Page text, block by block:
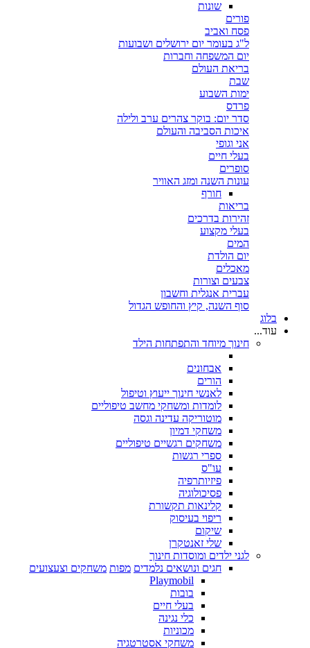
שונות
פורים
פסח ואביב
ל"ג בעומר יום ירושלים ושבועות
יום המשפחה וחברות
בריאת העולם
שבת
ימות השבוע
פרדס
סדר יום: בוקר צהרים ערב ולילה
איכות הסביבה והעולם
אני וגופי
בעלי חיים
סופרים
עונות השנה ומזג האוויר
חורף
בריאות
זהירות בדרכים
בעלי מקצוע
המים
יום הולדת
מאכלים
צבעים וצורות
עברית אנגלית וחשבון
סוף השנה, קיץ והחופש הגדול
בלוג
עוד...
חינוך מיוחד והתפתחות הילד
אבחונים
הורים
לאנשי חינוך ייעוץ וטיפול
לומדות ומשחקי מחשב טיפוליים
מוטוריקה עדינה וגסה
משחקי דמיון
משחקים רגשיים טיפוליים
ספרי רגשות
עו"ס
פיזיותרפיה
פסיכולוגיה
קלינאות תקשורת
ריפוי בעיסוק
שיקום
שלי זאנטקרן
לגני ילדים ומוסדות חינוך
חגים ונושאים נלמדים מפות משחקים וצעצועים
Playmobil
בובות
בעלי חיים
כלי נגינה
מכוניות
משחקי אסטרטגיה